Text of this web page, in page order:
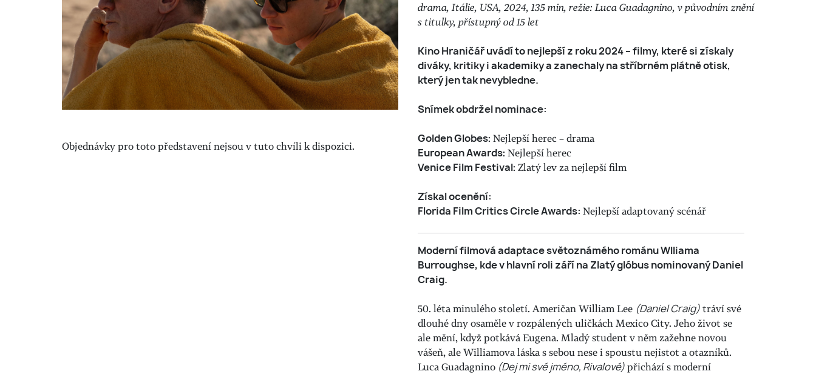
drama, Itálie, USA, 2024, 135 min, režie: Luca Guadagnino, v původním znění
s titulky, přístupný od 15 let
Kino Hraničář uvádí to nejlepší z roku 2024 – filmy, které si získaly
diváky, kritiky i akademiky a zanechaly na stříbrném plátně otisk,
který jen tak nevybledne.
Snímek obdržel nominace:
Golden Globes: Nejlepší herec – drama
European Awards: Nejlepší herec
Venice Film Festival: Zlatý lev za nejlepší film
Získal ocenění:
Florida Film Critics Circle Awards: Nejlepší adaptovaný scénář
Moderní filmová adaptace světoznámého románu Wlliama
Burroughse, kde v hlavní roli září na Zlatý glóbus nominovaný Daniel
Craig.
50. léta minulého století. Američan William Lee (Daniel Craig)tráví své
dlouhé dny osaměle v rozpálených uličkách Mexico City. Jeho život se
ale mění, když potkává Eugena. Mladý student v něm zažehne novou
vášeň, ale Williamova láska s sebou nese i spoustu nejistot a otazníků.
Luca Guadagnino (Dej mi své jméno, Rivalové)přichází s moderní
Objednávky pro toto představení nejsou v tuto chvíli k dispozici.